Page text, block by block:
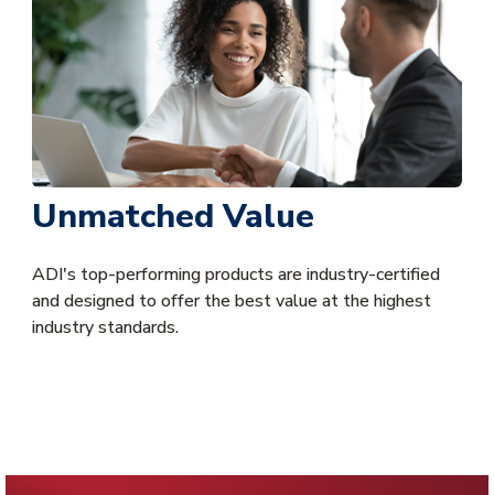
Unmatched Value
ADI's top-performing products are industry-certified
and designed to offer the best value at the highest
industry standards.